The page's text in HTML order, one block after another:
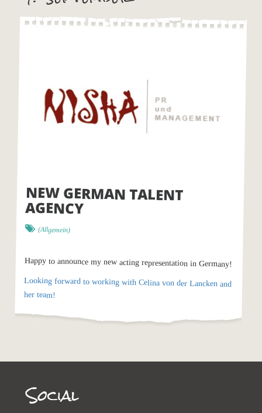
NEW GERMAN TALENT
AGENCY
(Allgemein)
Happy to announce my new acting representation in Germany!
Looking forward to working with Celina von der Lancken and
her team!
Social